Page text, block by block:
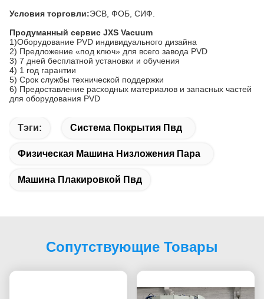
Условия торговли:ЭСВ, ФОБ, СИФ.
Продуманный сервис JXS Vacuum
1)Оборудование PVD индивидуального дизайна
2) Предложение «под ключ» для всего завода PVD
3) 7 дней бесплатной установки и обучения
4) 1 год гарантии
5) Срок службы технической поддержки
6) Предоставление расходных материалов и запасных частей
для оборудования PVD
Тэги: Система Покрытия Пвд
Физическая Машина Низложения Пара
Машина Плакировкой Пвд
Сопутствующие Товары